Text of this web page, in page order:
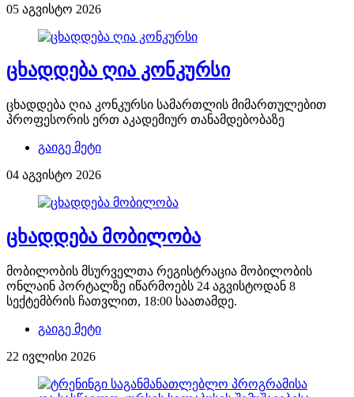
05 აგვისტო 2026
ცხადდება ღია კონკურსი
ცხადდება ღია კონკურსი სამართლის მიმართულებით
პროფესორის ერთ აკადემიურ თანამდებობაზე
გაიგე მეტი
04 აგვისტო 2026
ცხადდება მობილობა
მობილობის მსურველთა რეგისტრაცია მობილობის
ონლაინ პორტალზე იწარმოებს 24 აგვისტოდან 8
სექტემბრის ჩათვლით, 18:00 საათამდე.
გაიგე მეტი
22 ივლისი 2026